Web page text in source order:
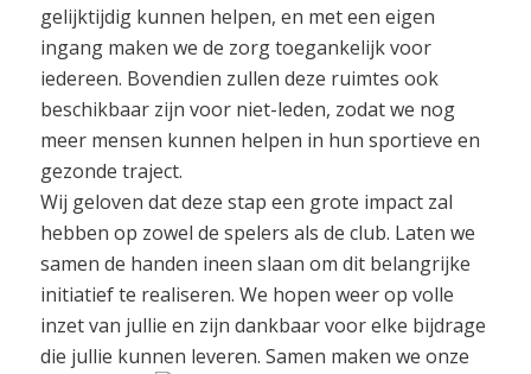
gelijktijdig kunnen helpen, en met een eigen
ingang maken we de zorg toegankelijk voor
iedereen. Bovendien zullen deze ruimtes ook
beschikbaar zijn voor niet-leden, zodat we nog
meer mensen kunnen helpen in hun sportieve en
gezonde traject.
Wij geloven dat deze stap een grote impact zal
hebben op zowel de spelers als de club. Laten we
samen de handen ineen slaan om dit belangrijke
initiatief te realiseren. We hopen weer op volle
inzet van jullie en zijn dankbaar voor elke bijdrage
die jullie kunnen leveren. Samen maken we onze